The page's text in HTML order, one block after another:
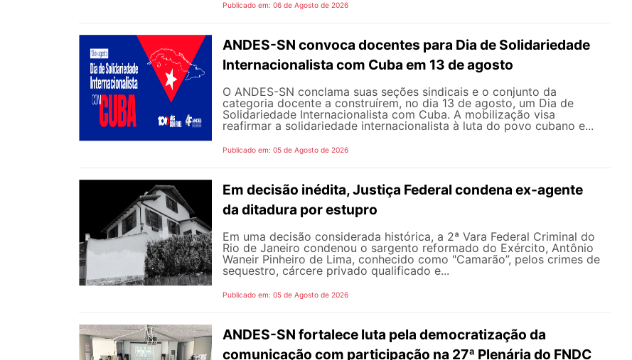
Publicado em: 06 de Agosto de 2026
ANDES-SN convoca docentes para Dia de Solidariedade
Internacionalista com Cuba em 13 de agosto
O ANDES-SN conclama suas seções sindicais e o conjunto da
categoria docente a construírem, no dia 13 de agosto, um Dia de
Solidariedade Internacionalista com Cuba. A mobilização visa
reafirmar a solidariedade internacionalista à luta do povo cubano e...
Publicado em: 05 de Agosto de 2026
Em decisão inédita, Justiça Federal condena ex-agente
da ditadura por estupro
Em uma decisão considerada histórica, a 2ª Vara Federal Criminal do
Rio de Janeiro condenou o sargento reformado do Exército, Antônio
Waneir Pinheiro de Lima, conhecido como "Camarão”, pelos crimes de
sequestro, cárcere privado qualificado e...
Publicado em: 05 de Agosto de 2026
ANDES-SN fortalece luta pela democratização da
comunicação com participação na 27ª Plenária do FNDC